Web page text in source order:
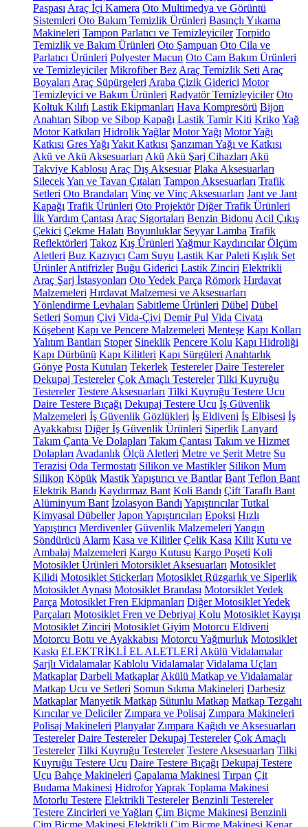
Paspası Araç İçi Kamera Oto Multimedya ve Görüntü
Sistemleri Oto Bakım Temizlik Ürünleri Basınçlı Yıkama
Makineleri Tampon Parlatıcı ve Temizleyiciler Torpido
Temizlik ve Bakım Ürünleri Oto Şampuan Oto Cila ve
Parlatıcı Ürünleri Polyester Macun Oto Cam Bakım Ürünleri
ve Temizleyiciler Mikrofiber Bez Araç Temizlik Seti Araç
Boyaları Araç Süpürgeleri Araba Çizik Giderici Motor
Temizleyici ve Bakım Ürünleri Radyatör Temizleyiciler Oto
Koltuk Kılıfı Lastik Ekipmanları Hava Kompresörü Bijon
Anahtarı Sibop ve Sibop Kapağı Lastik Tamir Kiti KrikoYağ
Motor Katkıları Hidrolik Yağlar Motor Yağı Motor Yağı
Katkısı Gres Yağı Yakıt Katkısı Şanzıman Yağı ve Katkısı
Akü ve Akü Aksesuarları Akü Akü Şarj Cihazları Akü
Takviye Kablosu Araç Dış Aksesuar Plaka Aksesuarları
SilecekYan ve Tavan Çıtaları Tampon Aksesuarları Trafik
Setleri Oto Brandaları Vinç ve Vinç Aksesuarları Jant ve Jant
Kapağı Trafik Ürünleri Oto Projektör Diğer Trafik Ürünleri
İlk Yardım Çantası Araç Sigortaları Benzin Bidonu Acil Çıkış
Çekici Çekme Halatı Boyunluklar Seyyar Lamba Trafik
Reflektörleri Takoz Kış Ürünleri Yağmur Kaydırıcılar Ölçüm
Aletleri Buz Kazıyıcı Cam Suyu Lastik Kar Paleti Kışlık Set
Ürünler Antifrizler Buğu Giderici Lastik Zinciri Elektrikli
Araç Şarj İstasyonları Oto Yedek Parça Römork Hırdavat
Malzemeleri Hırdavat Malzemesi ve Aksesuarları
Yönlendirme Levhaları Sabitleme Ürünleri Dübel Dübel
Setleri Somun Çivi Vida-Çivi Demir Pul Vida Civata
Köşebent Kapı ve Pencere Malzemeleri Menteşe Kapı Kolları
Yalıtım Bantları Stoper Sineklik Pencere Kolu Kapı Hidroliği
Kapı Dürbünü Kapı Kilitleri Kapı Sürgüleri Anahtarlık
Gönye Posta Kutuları Tekerlek Testereler Daire Testereler
Dekupaj Testereler Çok Amaçlı Testereler Tilki Kuyruğu
Testereler Testere Aksesuarları Tilki Kuyruğu Testere Ucu
Daire Testere Bıçağı Dekupaj Testere Ucu İş Güvenlik
Malzemeleri İş Güvenlik Gözlükleri İş Eldiveni İş Elbisesi İş
Ayakkabısı Diğer İş Güvenlik Ürünleri Siperlik Lanyard
Takım Çanta Ve Dolapları Takım Çantası Takım ve Hizmet
Dolapları Avadanlık Ölçü Aletleri Metre ve Şerit Metre Su
Terazisi Oda Termostatı Silikon ve Mastikler Silikon Mum
Silikon Köpük MastikYapıştırıcı ve Bantlar Bant Teflon Bant
Elektrik Bandı Kaydırmaz Bant Koli Bandı Çift Taraflı Bant
Alüminyum Bant İzolasyon Bandı Yapıştırıcılar Tutkal
Kimyasal Dübeller Japon Yapıştırıcıları Epoksi Hızlı
Yapıştırıcı Merdivenler Güvenlik Malzemeleri Yangın
Söndürücü Alarm Kasa ve Kilitler Çelik Kasa Kilit Kutu ve
Ambalaj Malzemeleri Kargo Kutusu Kargo Poşeti Koli
Motosiklet Ürünleri Motorsiklet Aksesuarları Motosiklet
Kilidi Motosiklet Stickerları Motosiklet Rüzgarlık ve Siperlik
Motosiklet Aynası Motosiklet Brandası Motorsiklet Yedek
Parça Motosiklet Fren Ekipmanları Diğer Motosiklet Yedek
Parçaları Motosiklet Fren ve Debriyaj Kolu Motosiklet Kayışı
Motosiklet Zinciri Motosiklet Giyim Motorcu Eldiveni
Motorcu Botu ve Ayakkabısı Motorcu Yağmurluk Motosiklet
Kaskı ELEKTRİKLİ EL ALETLERİ Akülü Vidalamalar
Şarjlı Vidalamalar Kablolu Vidalamalar Vidalama Uçları
Matkaplar Darbeli Matkaplar Akülü Matkap ve Vidalamalar
Matkap Ucu ve Setleri Somun Sıkma Makineleri Darbesiz
Matkaplar Manyetik Matkap Sütunlu Matkap Matkap Tezgahı
Kırıcılar ve Deliciler Zımpara ve Polisaj Zımpara Makineleri
Polisaj Makineleri Planyalar Zımpara Kağıdı ve Aksesuarları
Testereler Daire Testereler Dekupaj Testereler Çok Amaçlı
Testereler Tilki Kuyruğu Testereler Testere Aksesuarları Tilki
Kuyruğu Testere Ucu Daire Testere Bıçağı Dekupaj Testere
Ucu Bahçe Makineleri Çapalama Makinesi Tırpan Çit
Budama Makinesi HidroforYaprak Toplama Makinesi
Motorlu Testere Elektrikli Testereler Benzinli Testereler
Testere Zincirleri ve Yağları Çim Biçme Makinesi Benzinli
Çim Biçme Makinesi Elektrikli Çim Biçme Makinesi Kenar